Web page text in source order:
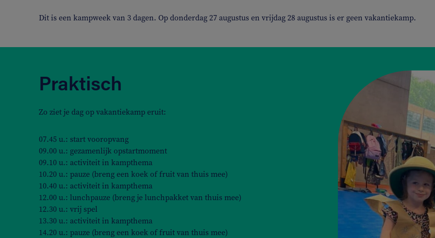
Dit is een kampweek van 3 dagen. Op donderdag 27 augustus en vrijdag 28 augustus is er geen vakantiekamp.
Praktisch
Zo ziet je dag op vakantiekamp eruit:
07.45 u.: start vooropvang
09.00 u.: gezamenlijk opstartmoment
09.10 u.: activiteit in kampthema
10.20 u.: pauze (breng een koek of fruit van thuis mee)
10.40 u.: activiteit in kampthema
12.00 u.: lunchpauze (breng je lunchpakket van thuis mee)
12.30 u.: vrij spel
13.30 u.: activiteit in kampthema
14.20 u.: pauze (breng een koek of fruit van thuis mee)